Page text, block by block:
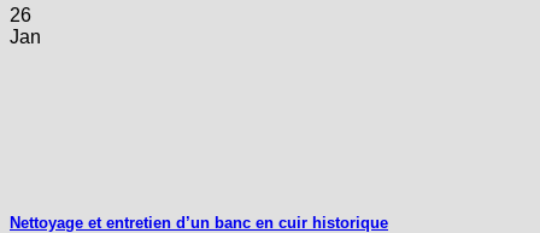
26
Jan
Nettoyage et entretien d’un banc en cuir historique